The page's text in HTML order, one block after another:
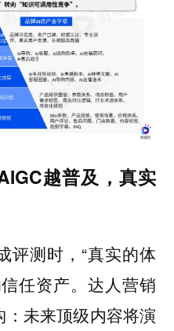
越普及，真实
评测时，“真实的体
任资产。达人营销
未来顶级内容将演